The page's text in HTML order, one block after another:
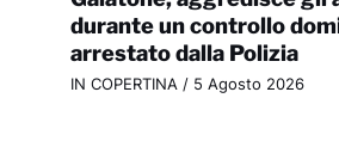
durante un controllo
arrestato dalla Polizia
IN COPERTINA/ 5 Agosto 2026